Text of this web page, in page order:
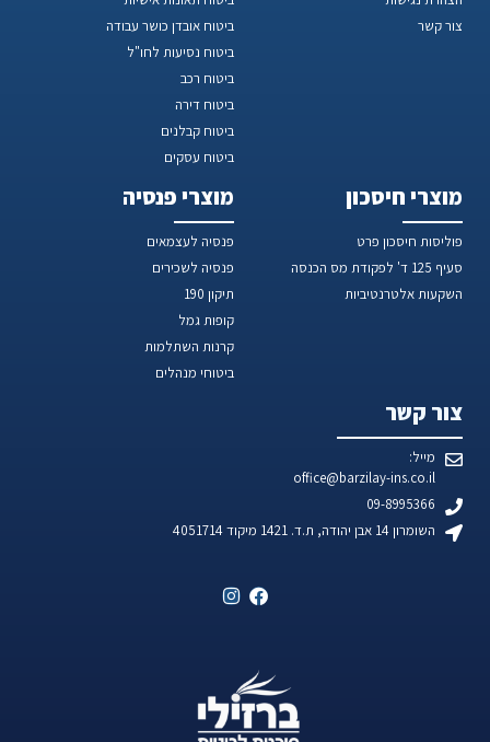
צור קשר
ביטוח אובדן כושר עבודה
ביטוח נסיעות לחו"ל
ביטוח רכב
ביטוח דירה
ביטוח קבלנים
ביטוח עסקים
מוצרי חיסכון
פוליסות חיסכון פרט
סעיף 125 ד' לפקודת מס הכנסה
השקעות אלטרנטיביות
מוצרי פנסיה
פנסיה לעצמאים
פנסיה לשכירים
תיקון 190
קופות גמל
קרנות השתלמות
ביטוחי מנהלים
צור קשר
מייל:
office@barzilay-ins.co.il
09-8995366
השומרון 14 אבן יהודה, ת.ד. 1421 מיקוד 4051714